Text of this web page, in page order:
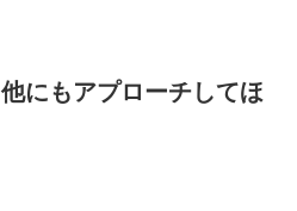
にもアプローチしてほ